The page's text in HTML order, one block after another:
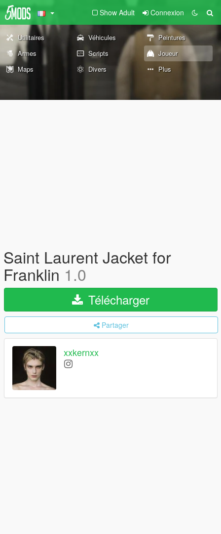
Show Adult Connexion
Utilitaires Véhicules
Peintures
Armes
Scripts
Joueur
Maps
Divers Plus
Saint Laurent Jacket for
Franklin 1.0
Télécharger
Partager
xxkernxx